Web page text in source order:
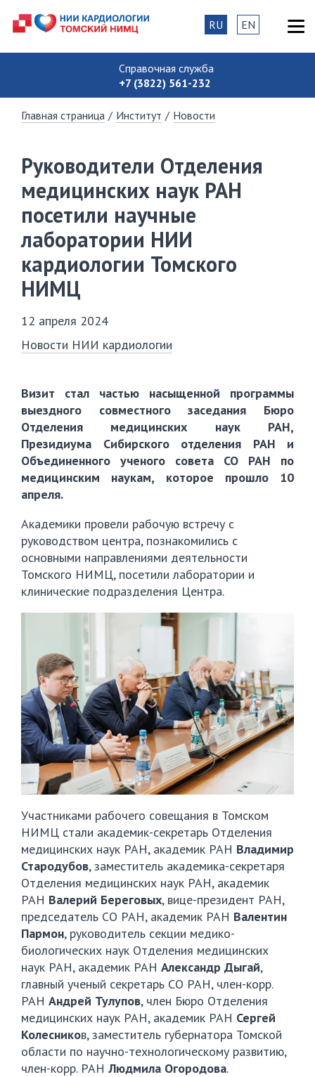
Справочная служба
+7 (3822) 561-232
RU EN
Главная страница / Институт / Новости
Руководители Отделения
медицинских наук РАН
посетили научные
лаборатории НИИ
кардиологии Томского
НИМЦ
12 апреля 2024
Новости НИИ кардиологии
Визит стал частью насыщенной программы
выездного совместного заседания Бюро
Отделения медицинских наук РАН,
Президиума Сибирского отделения РАН и
Объединенного ученого совета СО РАН по
медицинским наукам, которое прошло 10
апреля.
Академики провели рабочую встречу с
руководством центра, познакомились с
основными направлениями деятельности
Томского НИМЦ, посетили лаборатории и
клинические подразделения Центра.
Участниками рабочего совещания в Томском
НИМЦ стали академик-секретарь Отделения
медицинских наук РАН, академик РАН Владимир
Стародубов, заместитель академика-секретаря
Отделения медицинских наук РАН, академик
РАН Валерий Береговых, вице-президент РАН,
председатель СО РАН, академик РАН Валентин
Пармон, руководитель секции медико-
биологических наук Отделения медицинских
наук РАН, академик РАН Александр Дыгай,
главный ученый секретарь СО РАН, член-корр.
РАН Андрей Тулупов, член Бюро Отделения
медицинских наук РАН, академик РАН Сергей
Колесников, заместитель губернатора Томской
области по научно-технологическому развитию,
член-корр. РАН Людмила Огородова.